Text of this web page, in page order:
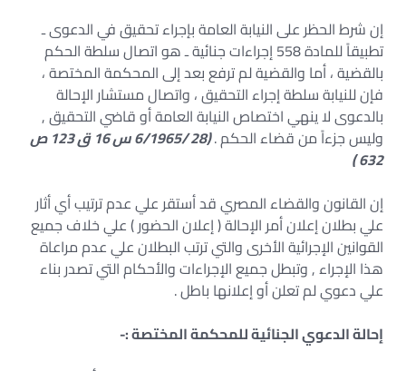
إن شرط الحظر على النيابة العامة بإجراء تحقيق في الدعوى ـ
تطبيقاً للمادة 558 إجراءات جنائية ـ هو اتصال سلطة الحكم
بالقضية ، أما والقضية لم ترفع بعد إلى المحكمة المختصة ،
فإن للنيابة سلطة إجراء التحقيق ، واتصال مستشار الإحالة
بالدعوى لا ينهي اختصاص النيابة العامة أو قاضي التحقيق ,
وليس جزءاً من قضاء الحكم .
(28 /6/1965 س 16 ق 123 ص
632 )
إن القانون والقضاء المصري قد أستقر علي عدم ترتيب أي أثار
علي بطلان إعلان أمر الإحالة ( إعلان الحضور ) علي خلاف جميع
القوانين الإجرائية الأخرى والتي ترتب البطلان علي عدم مراعاة
هذا الإجراء , وتبطل جميع الإجراءات والأحكام التي تصدر بناء
علي دعوي لم تعلن أو إعلانها باطل .
إحالة الدعوي الجنائية للمحكمة المختصة :-